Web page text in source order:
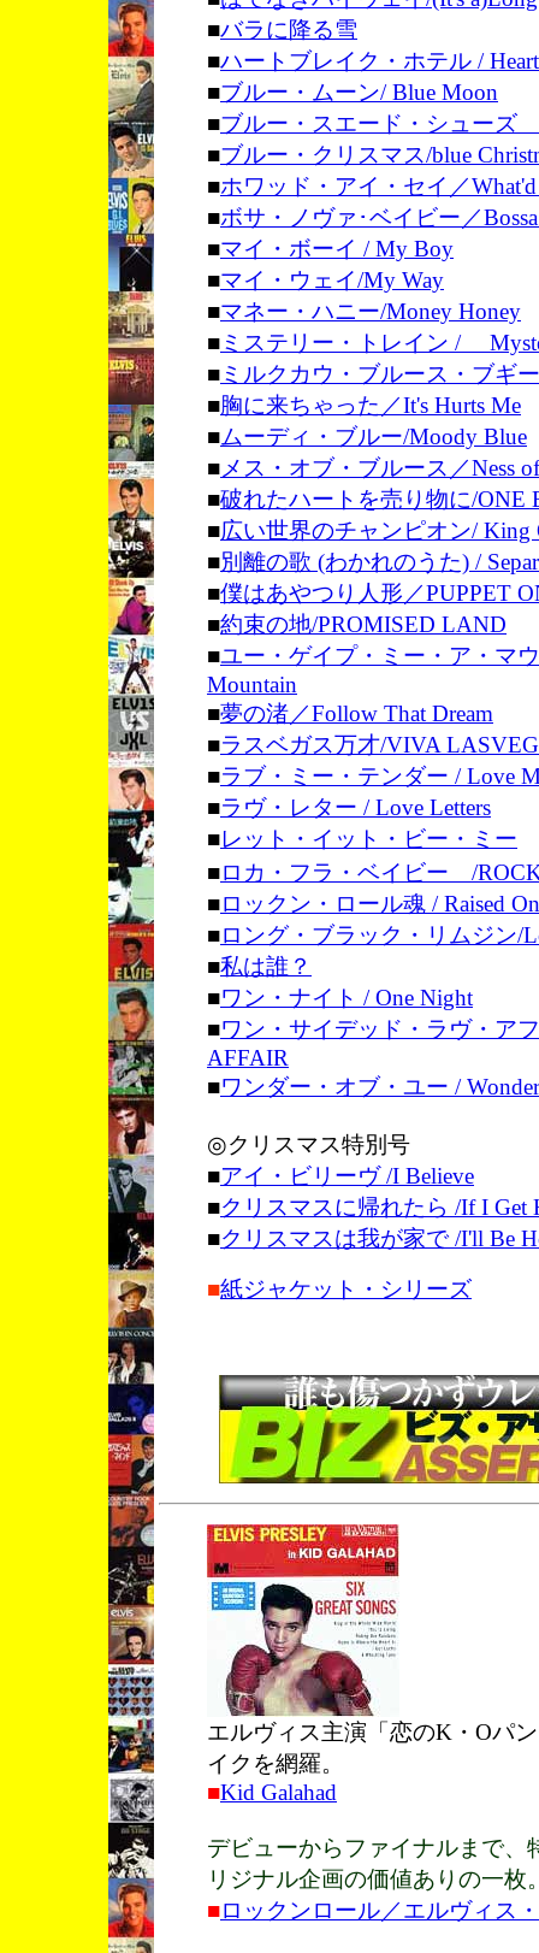
■バラに降る雪
■ハートブレイク・ホテル /
■ブルー・ムーン/ Blue Moon
■ブルー・スエード・シューズ /
■ブルー・クリスマス/blue
■ホワッド・アイ・セイ／What'd
■ボサ・ノヴァ･ベイビー／
■マイ・ボーイ / My Boy
■マイ・ウェイ/My Way
■マネー・ハニー/Money Honey
■ミステリー・トレイン /
■ミルクカウ・ブルース・ブギ
■胸に来ちゃった／It's Hurts Me
■ムーディ・ブルー/Moody Blue
■メス・オブ・ブルース／Ness
■破れたハートを売り物に/ONE
■広い世界のチャンピオン/ King
■別離の歌 (わかれのうた) /
■僕はあやつり人形／PUPPET
■約束の地/PROMISED LAND
■ユー・ゲイプ・ミー・ア・マ
Mountain
■夢の渚／Follow That Dream
■ラスベガス万才/VIVA
■ラブ・ミー・テンダー / Love
■ラヴ・レター / Love Letters
■レット・イット・ビー・ミー
■ロカ・フラ・ベイビー /
■ロックン・ロール魂 / Raised
■ロング・ブラック・リムジン/
■私は誰？
■ワン・ナイト / One Night
■ワン・サイデッド・ラヴ・ア
AFFAIR
■ワンダー・オブ・ユー /
◎クリスマス特別号
■アイ・ビリーヴ /I Believe
■クリスマスに帰れたら /If I Get
■クリスマスは我が家で /I'll Be
■紙ジャケット・シリーズ
エルヴィス主演「恋のK・Oパ
イクを網羅。
■Kid Galahad
デビューからファイナルまで、
リジナル企画の価値ありの一枚
■ロックンロール／エルヴィス